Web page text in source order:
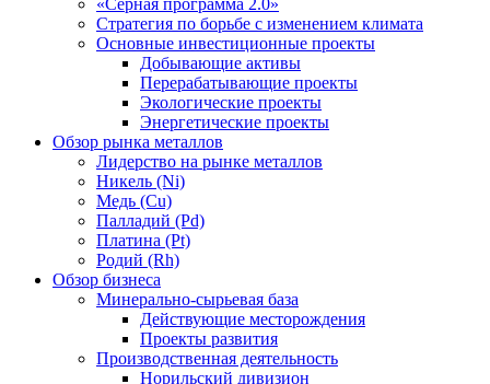
Стратегия по борьбе с изменением климата
Основные инвестиционные проекты
Добывающие активы
Перерабатывающие проекты
Экологические проекты
Энергетические проекты
Обзор рынка металлов
Лидерство на рынке металлов
Никель (Ni)
Медь (Cu)
Палладий (Pd)
Платина (Pt)
Родий (Rh)
Обзор бизнеса
Минерально-сырьевая база
Действующие месторождения
Проекты развития
Производственная деятельность
Норильский дивизион